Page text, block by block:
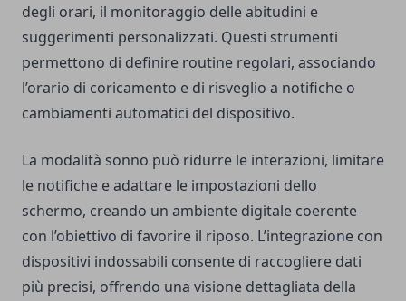
degli orari, il monitoraggio delle abitudini e
suggerimenti personalizzati. Questi strumenti
permettono di definire routine regolari, associando
l’orario di coricamento e di risveglio a notifiche o
cambiamenti automatici del dispositivo.
La modalità sonno può ridurre le interazioni, limitare
le notifiche e adattare le impostazioni dello
schermo, creando un ambiente digitale coerente
con l’obiettivo di favorire il riposo. L’integrazione con
dispositivi indossabili consente di raccogliere dati
più precisi, offrendo una visione dettagliata della